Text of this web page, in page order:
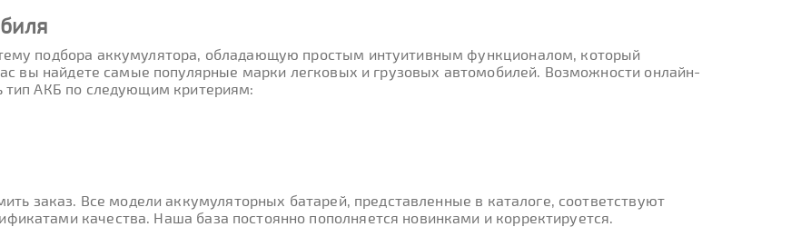
подбора аккумулятора, обладающую простым интуитивным функционалом, который
вы найдете самые популярные марки легковых и грузовых автомобилей. Возможности онлайн-
тип АКБ по следующим критериям:
заказ. Все модели аккумуляторных батарей, представленные в каталоге, соответствуют
качества. Наша база постоянно пополняется новинками и корректируется.